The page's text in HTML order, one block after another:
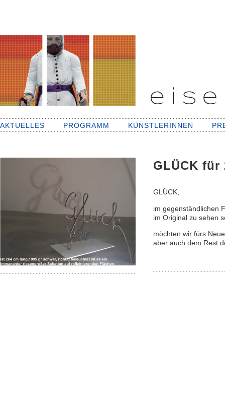
AKTUELLES PROGRAMM KÜNSTLERINNEN
GLÜCK
GLÜCK,
im gegenständlichen
im Original zu sehen
möchten wir fürs
aber auch dem Rest